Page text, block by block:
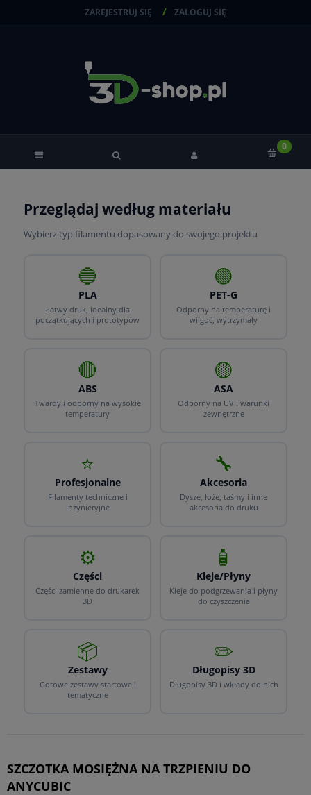
ZAREJESTRUJ SIĘ ZALOGUJ SIĘ
Przeglądaj według materiału
Wybierz typ filamentu dopasowany do swojego projektu
🔵
PLA
Łatwy druk, idealny dla
początkujących i prototypów
🟢
PET-G
Odporny na temperaturę i
wilgoć, wytrzymały
🔴
ABS
Twardy i odporny na wysokie
temperatury
🟡
ASA
Odporny na UV i warunki
zewnętrzne
⭐
Profesjonalne
Filamenty techniczne i
inżynieryjne
🔧
Akcesoria
Dysze, łoże, taśmy i inne
akcesoria do druku
⚙️
Części
Części zamienne do drukarek
3D
🧴
Kleje/Płyny
Kleje do podgrzewania i płyny
do czyszczenia
📦
Zestawy
Gotowe zestawy startowe i
tematyczne
✏️
Długopisy 3D
Długopisy 3D i wkłady do nich
SZCZOTKA MOSIĘŻNA NA TRZPIENIU DO
ANYCUBIC